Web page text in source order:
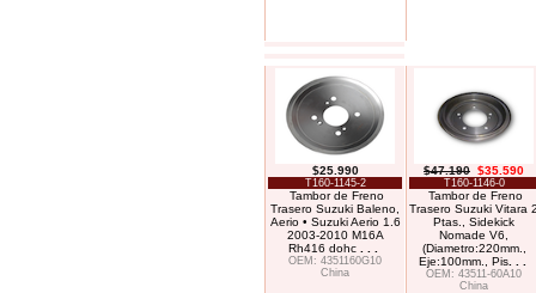
$25.990
T160-1145-2
Tambor de Freno
Trasero Suzuki Baleno,
Aerio • Suzuki Aerio 1.6
2003-2010 M16A
Rh416 dohc
OEM: 4351160G10
China
$47.190 $35.590
T160-1146-0
Tambor de Freno
Trasero Suzuki Vitara
Ptas., Sidekick
Nomade V6,
(Diametro:220mm.,
Eje:100mm., Pis. . .
OEM: 43511-60A10
China